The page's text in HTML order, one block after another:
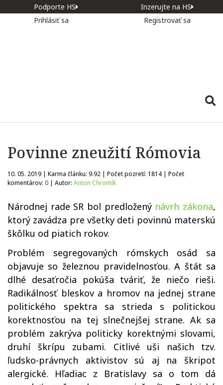
Podporte HS
Inzerujte na HS
Prihlásiť sa
Registrovať sa
Povinne zneužití Rómovia
10. 05. 2019 | Karma článku: 9.92 | Počet pozretí: 1814 | Počet
komentárov: 0 | Autor: Anton Chromík
Národnej rade SR bol predložený návrh zákona,
ktorý zavádza pre všetky deti povinnú materskú
škôlku od piatich rokov.
Problém segregovaných rómskych osád sa
objavuje so železnou pravidelnosťou. A štát sa
dlhé desaťročia pokúša tváriť, že niečo rieši.
Radikálnosť bleskov a hromov na jednej strane
politického spektra sa strieda s politickou
korektnosťou na tej slnečnejšej strane. Ak sa
problém zakrýva politicky korektnými slovami,
druhí škrípu zubami. Citlivé uši našich tzv.
ľudsko-právnych aktivistov sú aj na škripot
alergické. Hľadiac z Bratislavy sa o tom dá